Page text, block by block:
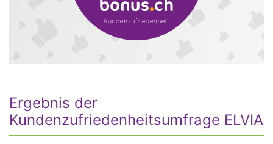
Ergebnis der
Kundenzufriedenheitsumfrage ELVIA